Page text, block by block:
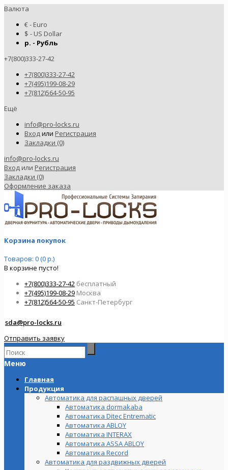
Валюта
€ - Euro
$ - US Dollar
р. - Рубль
+7(800)333-27-42
+7(800)333-27-42
+7(495)199-08-29
+7(812)564-50-95
Ещё
info@pro-locks.ru
Входили Регистрация
Закладки (0)
info@pro-locks.ru
Вход или Регистрация
Закладки (0)
Оформление заказа
Корзина покупок
Товаров: 0 (0 р.)
В корзине пусто!
+7(800)333-27-42 бесплатный
+7(495)199-08-29 Москва
+7(812)564-50-95 Санкт-Петербург
sda@pro-locks.ru
Отправить заявку
Меню
Главная
Продукция
Автоматика для распашных дверей
Автоматика dormakaba
Автоматика Ditec Entrematic
Автоматика ABLOY
Автоматика INTERAX
Автоматика ASSA ABLOY
Автоматика Record
Автоматика для раздвижных дверей